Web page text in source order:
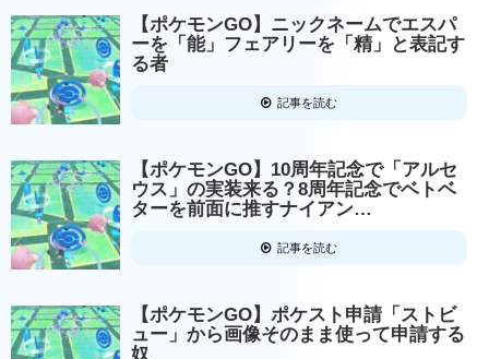
【ポケモンGO】ニックネームでエスパ
ーを「能」フェアリーを「精」と表記す
る者
記事を読む
【ポケモンGO】10周年記念で「アルセ
ウス」の実装来る？8周年記念でベトベ
ターを前面に推すナイアン…
記事を読む
【ポケモンGO】ポケスト申請「ストビ
ュー」から画像そのまま使って申請する
奴